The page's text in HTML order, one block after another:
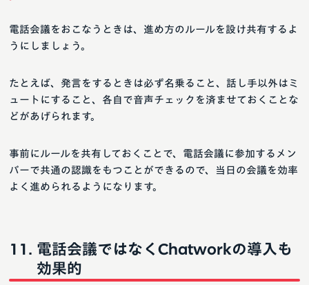
電話会議をおこなうときは、進め方のルールを設け共有するよ
うにしましょう。
たとえば、発言をするときは必ず名乗ること、話し手以外はミ
ュートにすること、各自で音声チェックを済ませておくことな
どがあげられます。
事前にルールを共有しておくことで、電話会議に参加するメン
バーで共通の認識をもつことができるので、当日の会議を効率
よく進められるようになります。
電話会議ではなくChatworkの導入も
効果的